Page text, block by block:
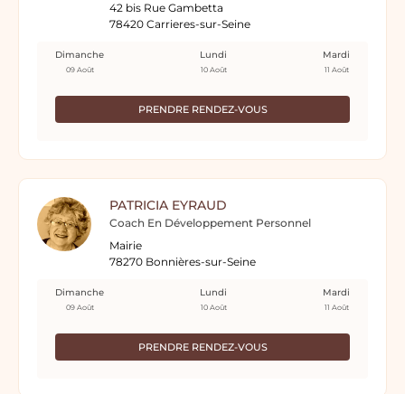
42 bis Rue Gambetta
78420 Carrieres-sur-Seine
PRENDRE RENDEZ-VOUS
Dimanche
09 Août
Lundi
10 Août
Mardi
11 Août
PATRICIA EYRAUD
Coach En Développement Personnel
Mairie
78270 Bonnières-sur-Seine
PRENDRE RENDEZ-VOUS
Dimanche
09 Août
Lundi
10 Août
Mardi
11 Août